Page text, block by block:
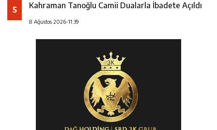
5 Kahraman Tanoğlu Camii Dualarla İbadete Açıldı
8 Ağustos 2026-11:39